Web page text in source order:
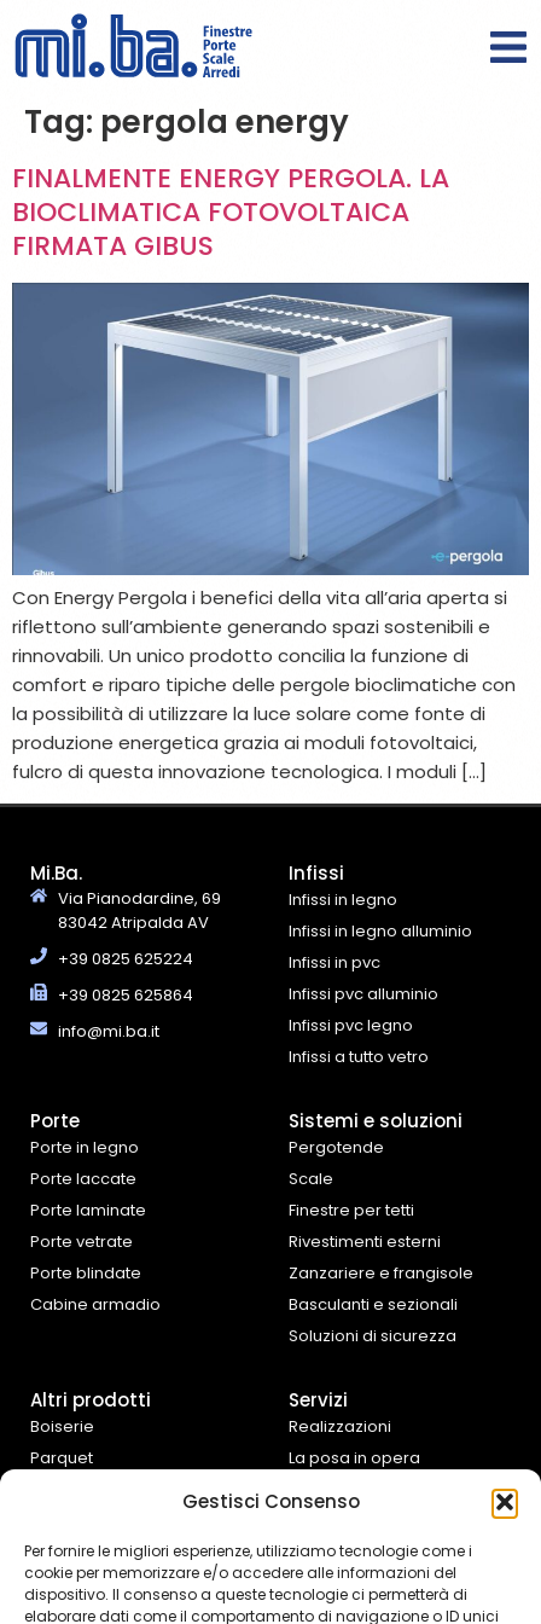
Gestisci Consenso
Per fornire le migliori esperienze, utilizziamo tecnologie come i
cookie per memorizzare e/o accedere alle informazioni del
dispositivo. Il consenso a queste tecnologie ci permetterà di
elaborare dati come il comportamento di navigazione o ID unici
Tag: pergola energy
FINALMENTE ENERGY PERGOLA. LA
BIOCLIMATICA FOTOVOLTAICA
FIRMATA GIBUS
Con Energy Pergola i benefici della vita all’aria aperta si
riflettono sull’ambiente generando spazi sostenibili e
rinnovabili. Un unico prodotto concilia la funzione di
comfort e riparo tipiche delle pergole bioclimatiche con
la possibilità di utilizzare la luce solare come fonte di
produzione energetica grazia ai moduli fotovoltaici,
fulcro di questa innovazione tecnologica. I moduli […]
Mi.Ba.
Via Pianodardine, 69
83042 Atripalda AV
+39 0825 625224
+39 0825 625864
info@mi.ba.it
Infissi
Infissi in legno
Infissi in legno alluminio
Infissi in pvc
Infissi pvc alluminio
Infissi pvc legno
Infissi a tutto vetro
Porte
Porte in legno
Porte laccate
Porte laminate
Porte vetrate
Porte blindate
Cabine armadio
Sistemi e soluzioni
Pergotende
Scale
Finestre per tetti
Rivestimenti esterni
Zanzariere e frangisole
Basculanti e sezionali
Soluzioni di sicurezza
Altri prodotti
Boiserie
Parquet
d’arredo
Controtelai Scrigno
Servizi
Realizzazioni
La posa in opera
preventivazione
Assistenza fai da te